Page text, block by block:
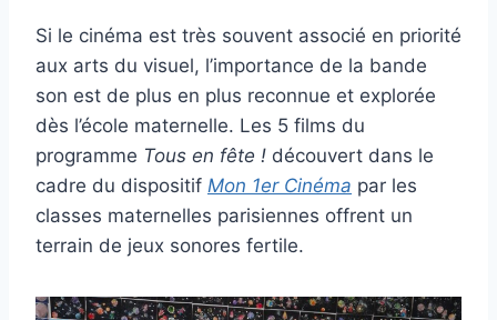
Si le cinéma est très souvent associé en priorité
aux arts du visuel, l’importance de la bande
son est de plus en plus reconnue et explorée
dès l’école maternelle. Les 5 films du
programme Tous en fête ! découvert dans le
cadre du dispositif Mon 1er Cinéma par les
classes maternelles parisiennes offrent un
terrain de jeux sonores fertile.